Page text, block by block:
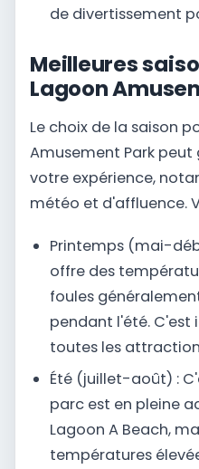
de divertissement
Meilleures
Lagoon
Le choix de la saison
Amusement Park
votre expérience,
météo et d'affluence.
Printemps (mai-
offre des
foules
pendant l'été.
toutes les
Été (juillet-août) :
parc est en pleine
Lagoon A Beach,
températures